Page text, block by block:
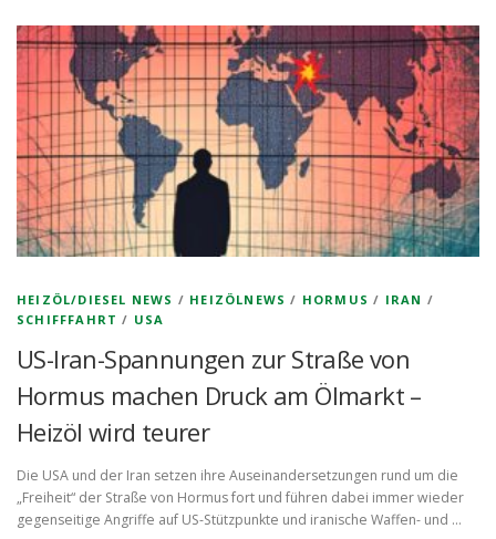
HEIZÖL/DIESEL NEWS / HEIZÖLNEWS / HORMUS / IRAN /
SCHIFFFAHRT / USA
US-Iran-Spannungen zur Straße von
Hormus machen Druck am Ölmarkt –
Heizöl wird teurer
Die USA und der Iran setzen ihre Auseinandersetzungen rund um die
„Freiheit“ der Straße von Hormus fort und führen dabei immer wieder
gegenseitige Angriffe auf US-Stützpunkte und iranische Waffen- und …